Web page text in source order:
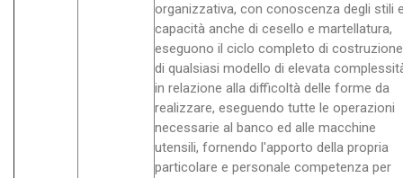
organizzativa, con conoscenza degli stili
capacità anche di cesello e martellatura,
eseguono il ciclo completo di costruzione
di qualsiasi modello di elevata
in relazione alla difficoltà delle forme da
realizzare, eseguendo tutte le operazioni
necessarie al banco ed alle macchine
utensili, fornendo l'apporto della propria
particolare e personale competenza per